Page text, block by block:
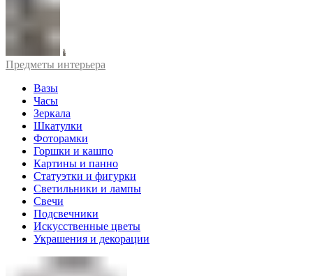
Предметы интерьера
Вазы
Часы
Зеркала
Шкатулки
Фоторамки
Горшки и кашпо
Картины и панно
Статуэтки и фигурки
Светильники и лампы
Свечи
Подсвечники
Искусственные цветы
Украшения и декорации